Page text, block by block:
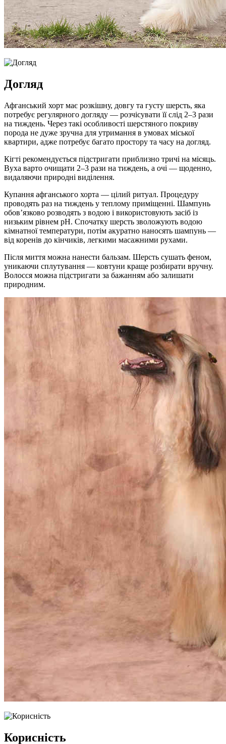
Догляд
Афганський хорт має розкішну, довгу та густу шерсть, яка
потребує регулярного догляду — розчісувати її слід 2–3 рази
на тиждень. Через такі особливості шерстяного покриву
порода не дуже зручна для утримання в умовах міської
квартири, адже потребує багато простору та часу на догляд.
Кігті рекомендується підстригати приблизно тричі на місяць.
Вуха варто очищати 2–3 рази на тиждень, а очі — щоденно,
видаляючи природні виділення.
Купання афганського хорта — цілий ритуал. Процедуру
проводять раз на тиждень у теплому приміщенні. Шампунь
обов’язково розводять з водою і використовують засіб із
низьким рівнем pH. Спочатку шерсть зволожують водою
кімнатної температури, потім акуратно наносять шампунь —
від коренів до кінчиків, легкими масажними рухами.
Після миття можна нанести бальзам. Шерсть сушать феном,
уникаючи сплутування — ковтуни краще розбирати вручну.
Волосся можна підстригати за бажанням або залишати
природним.
Корисність